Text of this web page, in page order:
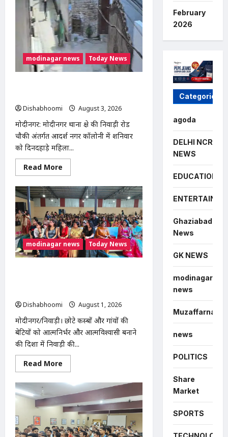
टायर
में
छिपा
मिला
कोबरा,
परिवार
की
सूझबूझ
से
टला
modinagar news Today News
Dishabhoomi
August 3, 2026
मोदीनगर: मोदीनगर थाना क्षेत्र की निवाड़ी रोड
चौकी अंतर्गत आदर्श नगर कॉलोनी में शनिवार
को दिनदहाड़े महिला...
Read More
more
मोदीनगर
में
दिनदहाड़े
महिला
से
चेन
स्नैचिंग,
बाइक
सवार
बदमाश
CCTV
modinagar news Today News
Dishabhoomi
August 1, 2026
मोदीनगर/निवाड़ी। छोटे कस्बों और गांवों की
बेटियों को आत्मनिर्भर और आत्मविश्वासी बनाने
की दिशा में निवाड़ी की...
Read More
more
Modinagar
:
निवाड़ी
की
बेटी
स्टाइलिश
शिवानी
ने
February
2026
Categories
agoda
DELHI NCR
NEWS
EDUCATION
Ghaziabad
News
GK NEWS
modinagar
news
Muzaffarnagar
news
POLITICS
Share
Market
SPORTS